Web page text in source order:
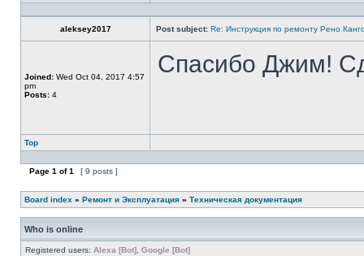
aleksey2017 Post subject: Re: Инструкция по ремонту Рено
Joined: Wed Oct 04, 2017 4:57
pm
Posts: 4
Спасибо Джим!
Top
Page 1 of1 [ 9 posts ]
Board index » Ремонт и Эксплуатация » Техническая документация
Who is online
Registered users: Alexa [Bot] Google [Bot]